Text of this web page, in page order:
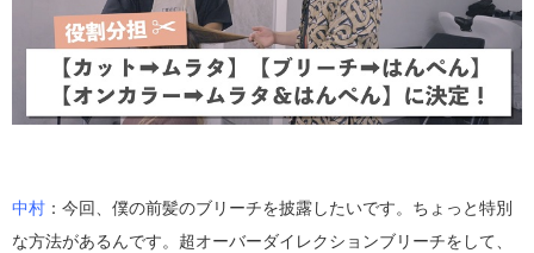
中村 ：今回、僕の前髪のブリーチを披露したいです。ちょっと特別
な方法があるんです。超オーバーダイレクションブリーチをして、